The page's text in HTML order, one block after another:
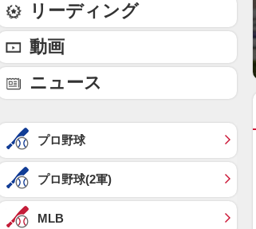
リーディング
動画
ニュース
プロ野球
プロ野球(2軍)
MLB